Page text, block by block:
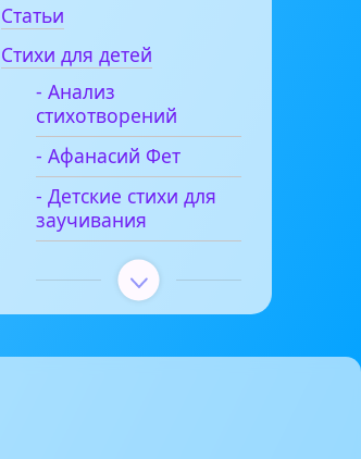
Статьи
Стихи для детей
- Анализ
стихотворений
- Афанасий Фет
- Детские стихи для
заучивания